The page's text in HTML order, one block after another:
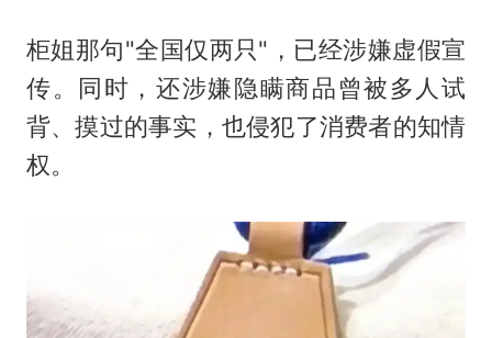
柜姐那句"全国仅两只"，已经涉嫌虚假宣
传。同时，还涉嫌隐瞒商品曾被多人试
背、摸过的事实，也侵犯了消费者的知情
权。